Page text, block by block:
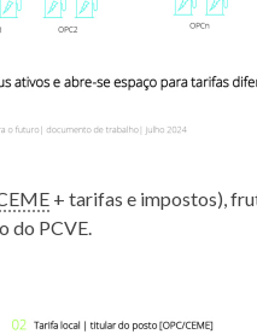
+ tarifas e impostos),
do PCVE.